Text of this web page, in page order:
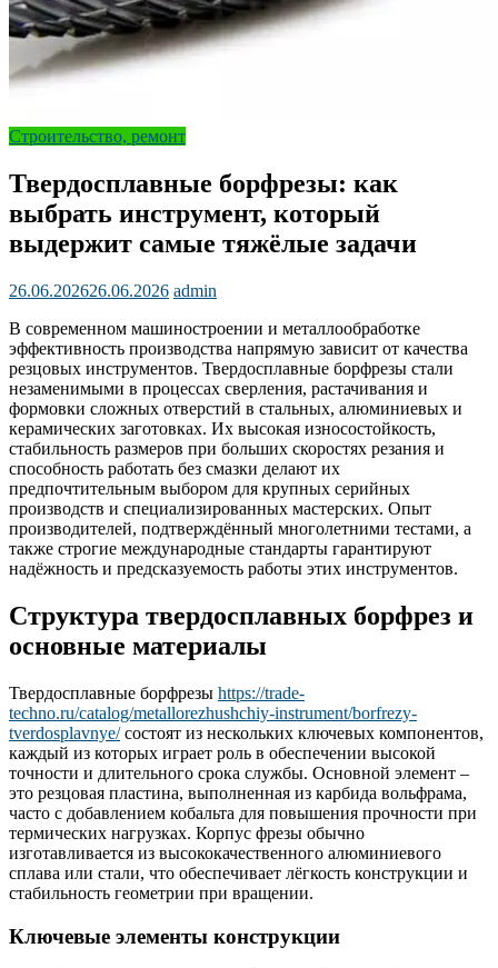
Строительство, ремонт
Твердосплавные борфрезы: как
выбрать инструмент, который
выдержит самые тяжёлые задачи
26.06.202626.06.2026 admin
В современном машиностроении и металлообработке
эффективность производства напрямую зависит от качества
резцовых инструментов. Твердосплавные борфрезы стали
незаменимыми в процессах сверления, растачивания и
формовки сложных отверстий в стальных, алюминиевых и
керамических заготовках. Их высокая износостойкость,
стабильность размеров при больших скоростях резания и
способность работать без смазки делают их
предпочтительным выбором для крупных серийных
производств и специализированных мастерских. Опыт
производителей, подтверждённый многолетними тестами, а
также строгие международные стандарты гарантируют
надёжность и предсказуемость работы этих инструментов.
Структура твердосплавных борфрез и
основные материалы
Твердосплавные борфрезы https://trade-
techno.ru/catalog/metallorezhushchiy-instrument/borfrezy-
tverdosplavnye/состоят из нескольких ключевых компонентов,
каждый из которых играет роль в обеспечении высокой
точности и длительного срока службы. Основной элемент –
это резцовая пластина, выполненная из карбида вольфрама,
часто с добавлением кобальта для повышения прочности при
термических нагрузках. Корпус фрезы обычно
изготавливается из высококачественного алюминиевого
сплава или стали, что обеспечивает лёгкость конструкции и
стабильность геометрии при вращении.
Ключевые элементы конструкции